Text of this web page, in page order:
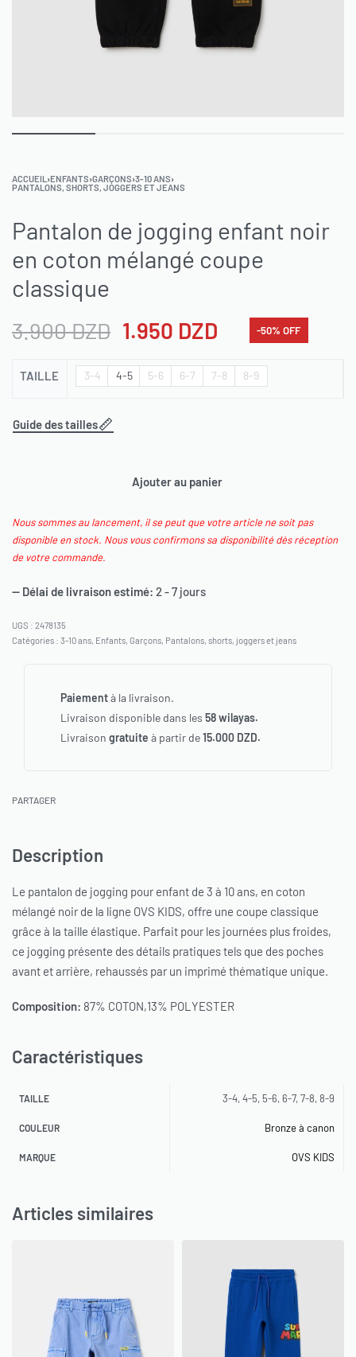
ACCUEIL ›ENFANTS›GARÇONS›3-10 ANS›
PANTALONS, SHORTS, JOGGERS ET JEANS
Pantalon de jogging enfant noir
en coton mélangé coupe
classique
3.900DZD 1.950 DZD -50% OFF
TAILLE 3-4 4-5 5-6 6-7 7-8 8-9
Guide des tailles
Ajouter au panier
Nous sommes au lancement, il se peut que votre article ne soit pas
disponible en stock. Nous vous confirmons sa disponibilité dès réception
de votre commande.
— Délai de livraison estimé: 2 - 7 jours
2478135
Catégories : 3-10 ans Enfants Garçons Pantalons, shorts, joggers et jeans
Paiementà la livraison.
Livraison disponible dans les 58 wilayas.
Livraison gratuite à partir de15.000 DZD.
PARTAGER
Description
Le pantalon de jogging pour enfant de 3 à 10 ans, en coton
mélangé noir de la ligne OVS KIDS, offre une coupe classique
grâce à la taille élastique. Parfait pour les journées plus froides,
ce jogging présente des détails pratiques tels que des poches
avant et arrière, rehaussés par un imprimé thématique unique.
Composition: 87% COTON,13% POLYESTER
Caractéristiques
TAILLE 3-4, 4-5, 5-6, 6-7, 7-8, 8-9
COULEUR Bronze à canon
MARQUE OVS KIDS
Articles similaires